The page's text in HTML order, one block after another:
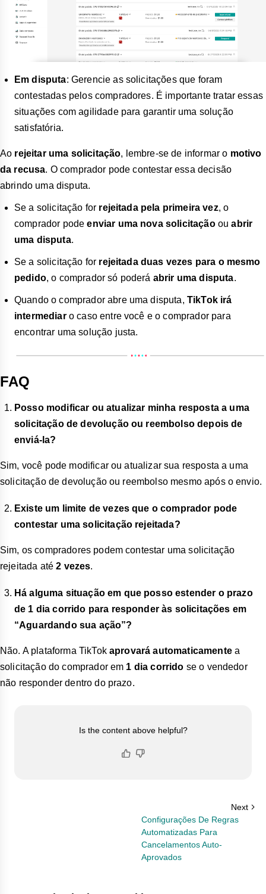
Em disputa: Gerencie as solicitações que foram
contestadas pelos compradores. É importante tratar essas
situações com agilidade para garantir uma solução
satisfatória.
Ao rejeitar uma solicitação, lembre-se de informar o motivo
da recusa. O comprador pode contestar essa decisão
abrindo uma disputa.
Se a solicitação for rejeitada pela primeira vez, o
comprador podeenviar uma nova solicitaçãoouabrir
uma disputa.
Se a solicitação for rejeitada duas vezes para o mesmo
pedido, o comprador só poderá abrir uma disputa.
Quando o comprador abre uma disputa, TikTok irá
intermediaro caso entre você e o comprador para
encontrar uma solução justa.
FAQ
Posso modificar ou atualizar minha resposta a uma
solicitação de devolução ou reembolso depois de
enviá-la?
Sim, você pode modificar ou atualizar sua resposta a uma
solicitação de devolução ou reembolso mesmo após o envio.
Existe um limite de vezes que o comprador pode
contestar uma solicitação rejeitada?
Sim, os compradores podem contestar uma solicitação
rejeitada até2 vezes.
Há alguma situação em que posso estender o prazo
de 1 dia corrido para responder às solicitações em
“Aguardando sua ação”?
Não. A plataforma TikTok aprovará automaticamentea
solicitação do comprador em 1 dia corrido se o vendedor
não responder dentro do prazo.
Is the content above helpful?
Next
Configurações De Regras
Automatizadas Para
Cancelamentos Auto-
Aprovados